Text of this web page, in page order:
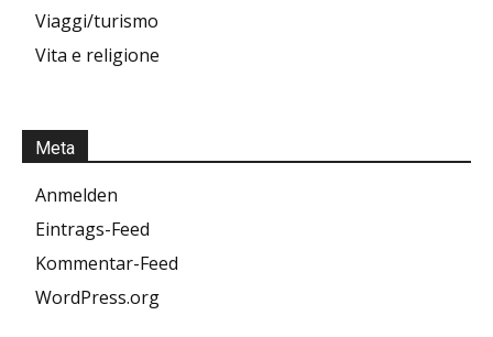
Viaggi/turismo
Vita e religione
Meta
Anmelden
Eintrags-Feed
Kommentar-Feed
WordPress.org